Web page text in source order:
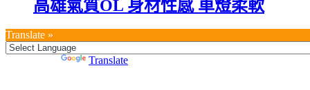
高雄氣質OL 身材性感 車燈柔軟
Translate »
Translate